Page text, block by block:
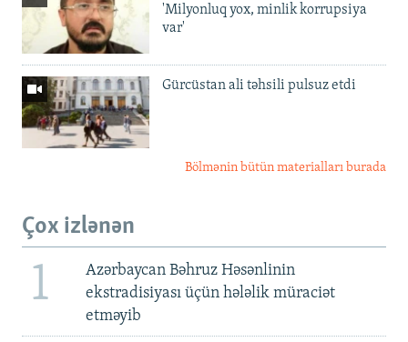
'Milyonluq yox, minlik korrupsiya
var'
Gürcüstan ali təhsili pulsuz etdi
Bölmənin bütün materialları burada
Çox izlənən
1
Azərbaycan Bəhruz Həsənlinin
ekstradisiyası üçün hələlik müraciət
etməyib